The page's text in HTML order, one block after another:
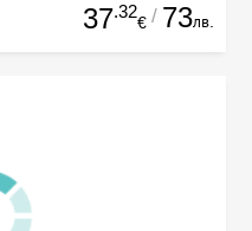
37.32
€ / 73лв.